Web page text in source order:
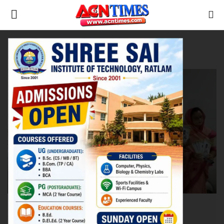
Home
Contact
नीर_का_तीर
मध्यप्रदेश
विदेश
उत्तर प्रदेश
Tag:Election Public Relations
रतलाम